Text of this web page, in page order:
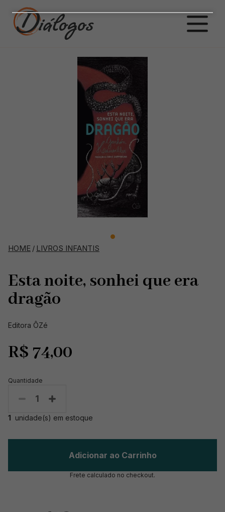
HOME / LIVROS INFANTIS
Esta noite, sonhei que era
dragão
Editora ÔZé
R$ 74,00
Quantidade
1
1 unidade(s) em estoque
Adicionar ao Carrinho
Frete calculado no checkout.